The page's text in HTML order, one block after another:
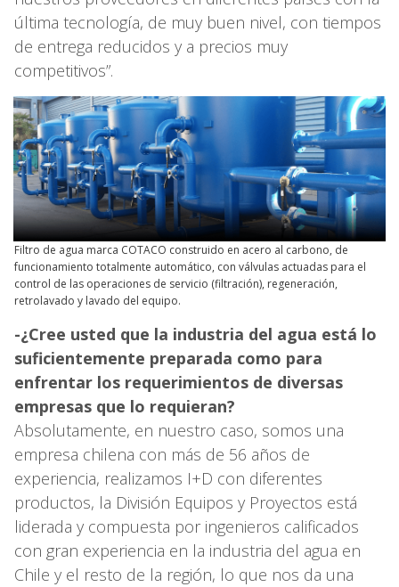
última tecnología, de muy buen nivel, con tiempos
de entrega reducidos y a precios muy
competitivos”.
Filtro de agua marca COTACO construido en acero al carbono, de
funcionamiento totalmente automático, con válvulas actuadas para el
control de las operaciones de servicio (filtración), regeneración,
retrolavado y lavado del equipo.
-¿Cree usted que la industria del agua está lo
suficientemente preparada como para
enfrentar los requerimientos de diversas
empresas que lo requieran?
Absolutamente, en nuestro caso, somos una
empresa chilena con más de 56 años de
experiencia, realizamos I+D con diferentes
productos, la División Equipos y Proyectos está
liderada y compuesta por ingenieros calificados
con gran experiencia en la industria del agua en
Chile y el resto de la región, lo que nos da una